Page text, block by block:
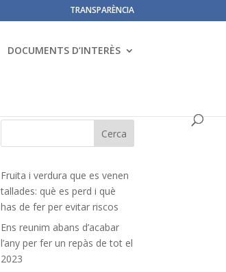
TRANSPARÈNCIA
DOCUMENTS D’INTERÈS
Fruita i verdura que es venen
tallades: què es perd i què
has de fer per evitar riscos
Ens reunim abans d’acabar
l’any per fer un repàs de tot el
2023